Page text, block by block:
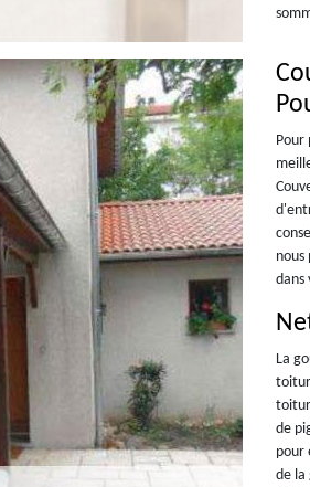
Pour
nous
dans
La
de
pour
de la